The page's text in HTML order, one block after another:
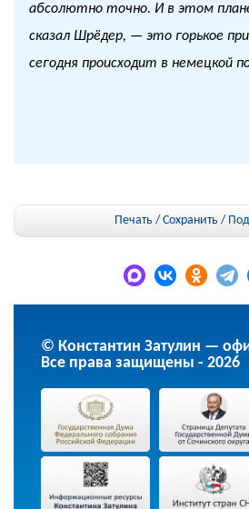
абсолютно точно. И в этом
сказал Шрёдер, — это горькое
сегодня происходит в немецкой
Печать / Сохранить /
© Константин Затулин —
Все права защищены - 2026